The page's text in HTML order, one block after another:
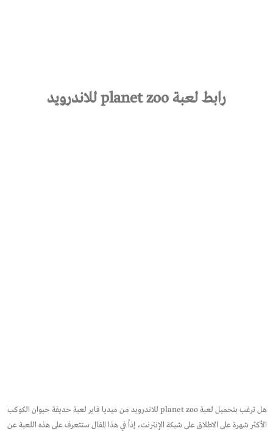
رابط لعبة planet zoo للاندرويد
هل ترغب بتحميل لعبة planet zoo للاندرويد من ميديا فاير لعبة حديقة حيوان الكوكب
الأكثر شهرة على الاطلاق على شبكة الإنترنت، إذاً في هذا المقال ستتعرف على هذه اللعبة عن